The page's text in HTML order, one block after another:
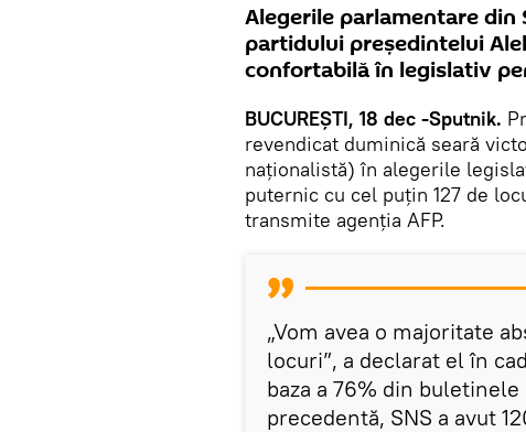
Alegerile parlamentare
partidului președintelui
confortabilă în legislativ
BUCUREȘTI, 18 dec -Sputnik.
revendicat duminică seară
naționalistă) în alegerile
puternic cu cel puțin 127 de
transmite agenția AFP.
„Vom avea o majoritate
locuri”, a declarat el în
baza a 76% din
precedentă, SNS a avut